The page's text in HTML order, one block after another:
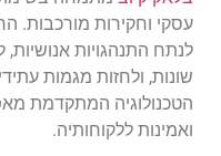
לנתח התנהגויות אנושיות,
שונות, ולחזות מגמות
הטכנולוגיה המתקדמת
ואמינות ללקוחותיה.